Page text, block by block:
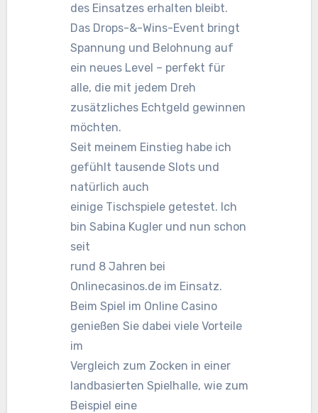
des Einsatzes erhalten bleibt.
Das Drops-&-Wins-Event bringt
Spannung und Belohnung auf
ein neues Level – perfekt für
alle, die mit jedem Dreh
zusätzliches Echtgeld gewinnen
möchten.
Seit meinem Einstieg habe ich
gefühlt tausende Slots und
natürlich auch
einige Tischspiele getestet. Ich
bin Sabina Kugler und nun schon
seit
rund 8 Jahren bei
Onlinecasinos.de im Einsatz.
Beim Spiel im Online Casino
genießen Sie dabei viele Vorteile
im
Vergleich zum Zocken in einer
landbasierten Spielhalle, wie zum
Beispiel eine